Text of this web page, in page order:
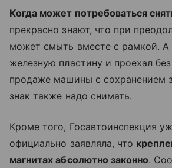
Когда может потребоваться
прекрасно знают, что при
может смыть вместе с рамкой. А
железную пластину и проехал
продаже машины с сохранением
знак также надо снимать.
Кроме того, Госавтоинспекция
официально заявляла, что
магнитах абсолютно законно.